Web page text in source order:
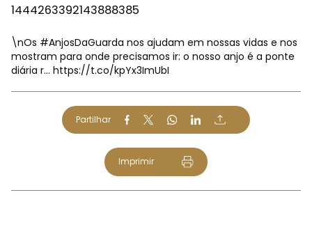
1444263392143888385
\nOs #AnjosDaGuarda nos ajudam em nossas vidas e nos
mostram para onde precisamos ir: o nosso anjo é a ponte
diária r… https://t.co/kpYx3ImUbI
Partilhar
Imprimir